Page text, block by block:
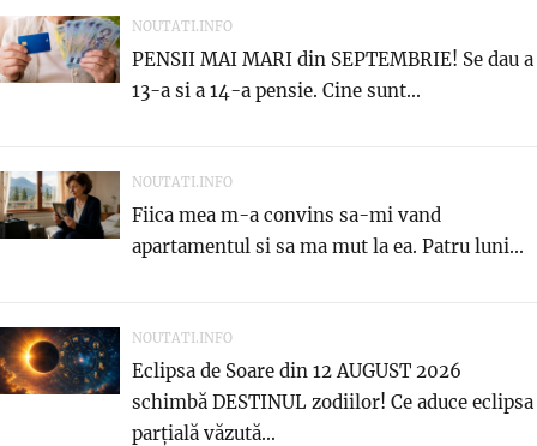
NOUTATI.INFO
PENSII MAI MARI din SEPTEMBRIE! Se dau a
13-a si a 14-a pensie. Cine sunt...
NOUTATI.INFO
Fiica mea m-a convins sa-mi vand
apartamentul si sa ma mut la ea. Patru luni...
NOUTATI.INFO
Eclipsa de Soare din 12 AUGUST 2026
schimbă DESTINUL zodiilor! Ce aduce eclipsa
parțială văzută...